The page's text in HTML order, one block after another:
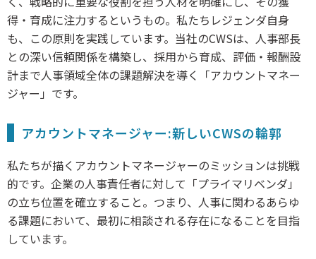
得・育成に注力するというもの。私たちレジェンダ自身
も、この原則を実践しています。当社のCWSは、人事部長
との深い信頼関係を構築し、採用から育成、評価・報酬設
計まで人事領域全体の課題解決を導く「アカウントマネー
ジャー」です。
アカウントマネージャー:新しいCWSの輪郭
私たちが描くアカウントマネージャーのミッションは挑戦
的です。企業の人事責任者に対して「プライマリベンダ」
の立ち位置を確立すること。つまり、人事に関わるあらゆ
る課題において、最初に相談される存在になることを目指
しています。